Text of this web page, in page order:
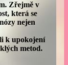
Zřejmě v
která se
nejen
k upokojení
metod.